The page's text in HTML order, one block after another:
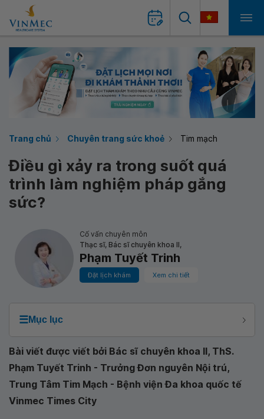
Trang chủ Chuyên trang sức khoẻ Tim mạch
Điều gì xảy ra trong suốt quá
trình làm nghiệm pháp gắng
sức?
Cố vấn chuyên môn
Thạc sĩ, Bác sĩ chuyên khoa II,
Phạm Tuyết Trinh
Đặt lịch khám Xem chi tiết
☰Mục lục
Bài viết được viết bởi Bác sĩ chuyên khoa II, ThS.
Phạm Tuyết Trinh - Trưởng Đơn nguyên Nội trú,
Trung Tâm Tim Mạch - Bệnh viện Đa khoa quốc tế
Vinmec Times City